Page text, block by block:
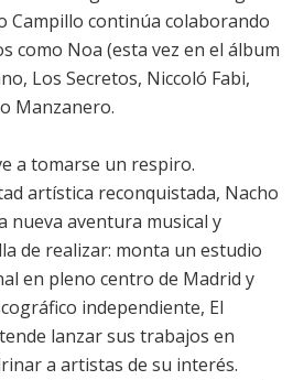
Campillo continúa colaborando
como Noa (esta vez en el álbum
Los Secretos, Niccoló Fabi,
Manzanero.
a tomarse un respiro.
artística reconquistada, Nacho
nueva aventura musical y
de realizar: monta un estudio
en pleno centro de Madrid y
independiente, El
lanzar sus trabajos en
a artistas de su interés.